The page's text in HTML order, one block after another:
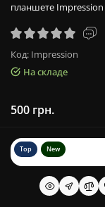
планшете Impression
Код: Impression
На складе
500 грн.
Top New